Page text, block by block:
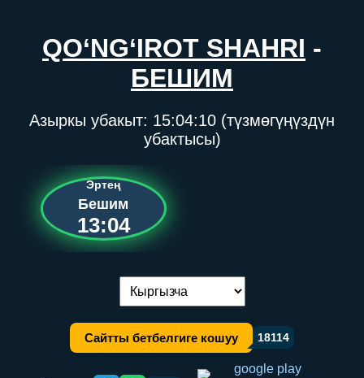
QO‘NG‘IROT SHAHRI -
БЕШИМ
Азыркы убакыт: 15:04:10 (түзмөгүңүздүн
убактысы)
Эртең
Бешим
13:04
Тилди алмаштыруу:
Сайтты бетбелгиге кошуу 18114